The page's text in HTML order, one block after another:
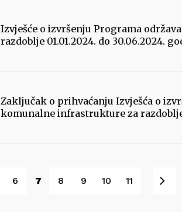
Izvješće o izvršenju Programa
razdoblje 01.01.2024. do 30.06.2024.
Zaključak o prihvaćanju Izvješća o
komunalne infrastrukture za razdoblje
6 7 8 9 10 11